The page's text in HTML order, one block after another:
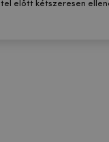
előtt kétszeresen